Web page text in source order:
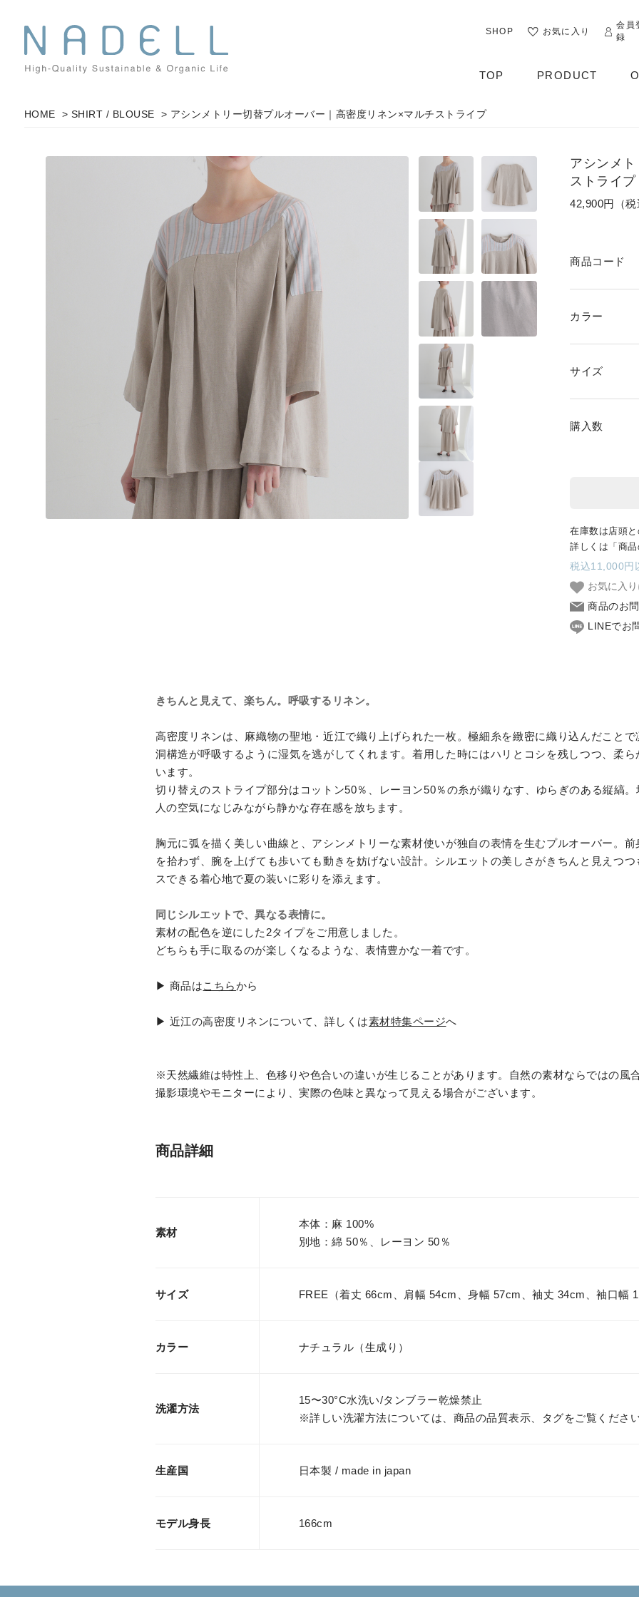
SHOP お気に入り
会員
録
TOP PRODUCT
CUT&SEWN
KNIT
SHIRT / BLOUSE
DRESS
HOME > SHIRT / BLOUSE > アシンメトリー切替プルオーバー｜高密度リネン×マルチストライプ
アシンメ
ストライプ
42,900円（税
商品コード
カラー
サイズ
購入数
在庫数は店頭
詳しくは「商品
税込11,000円
お気に入
商品のお
LINEでお
きちんと見えて、楽ちん。呼吸するリネン。
高密度リネンは、麻織物の聖地・近江で織り上げられた一枚。極細糸を緻密に織り込んだこと
洞構造が呼吸するように湿気を逃がしてくれます。着用した時にはハリとコシを残しつつ、柔
います。
切り替えのストライプ部分はコットン50％、レーヨン50％の糸が織りなす、ゆらぎのある縦縞
人の空気になじみながら静かな存在感を放ちます。
胸元に弧を描く美しい曲線と、アシンメトリーな素材使いが独自の表情を生むプルオーバー。
を拾わず、腕を上げても歩いても動きを妨げない設計。シルエットの美しさがきちんと見えつ
スできる着心地で夏の装いに彩りを添えます。
同じシルエットで、異なる表情に。
素材の配色を逆にした2タイプをご用意しました。
どちらも手に取るのが楽しくなるような、表情豊かな一着です。
▶︎ 商品はこちらから
▶︎ 近江の高密度リネンについて、詳しくは素材特集ページへ
※天然繊維は特性上、色移りや色合いの違いが生じることがあります。自然の素材ならではの風
撮影環境やモニターにより、実際の色味と異なって見える場合がございます。
商品詳細
素材
本体：麻 100%
別地：綿 50％、レーヨン 50％
サイズ FREE（着丈 66cm、肩幅 54cm、身幅 57cm、袖丈 34cm、袖口幅
カラー ナチュラル（生成り）
洗濯方法
15〜30°C水洗い/タンブラー乾燥禁止
※詳しい洗濯方法については、商品の品質表示、タグをご覧ください
生産国 日本製 / made in japan
モデル身長 166cm